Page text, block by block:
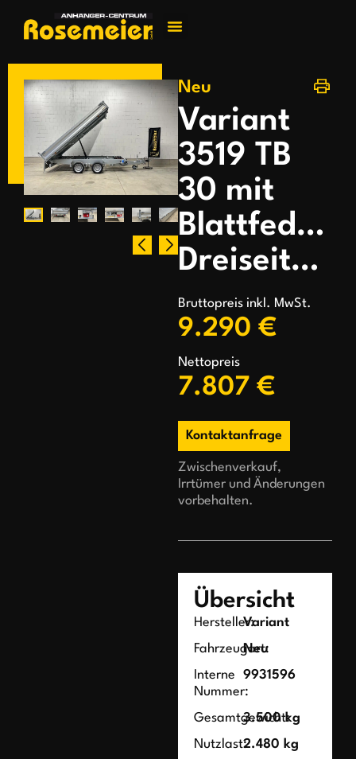
Neu
Variant
3519 TB
30 mit
Blattfedern
Dreiseitenkipper
Bruttopreis inkl. MwSt.
9.290 €
Nettopreis
7.807 €
Kontaktanfrage
Zwischenverkauf,
Irrtümer und Änderungen
vorbehalten.
Übersicht
Hersteller:Variant
Fahrzeugart:
Neu
Interne
Nummer:
9931596
Gesamtgewicht:
3.500 kg
Nutzlast:2.480 kg